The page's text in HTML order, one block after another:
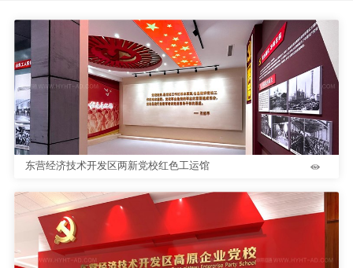
东营经济技术开发区两新党校红色工运馆